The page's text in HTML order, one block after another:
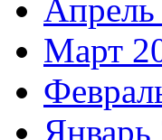
Март
Январь